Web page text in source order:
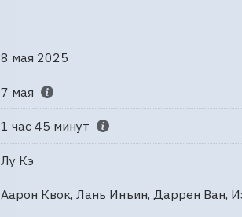
8 мая 2025
7 мая
1 час 45 минут
Лу Кэ
Аарон Квок, Лань Инъин, Даррен Ван,